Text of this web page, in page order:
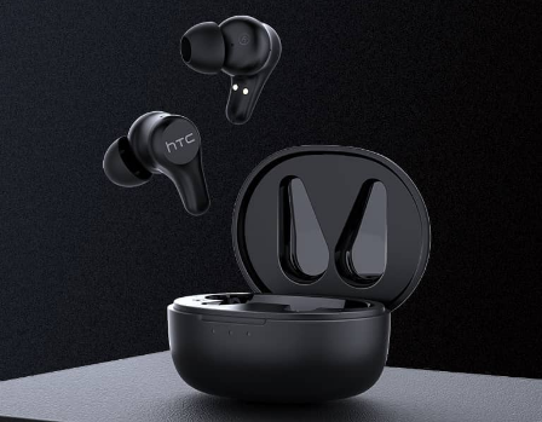
Polska
Urządzenia i akcesoria HTC